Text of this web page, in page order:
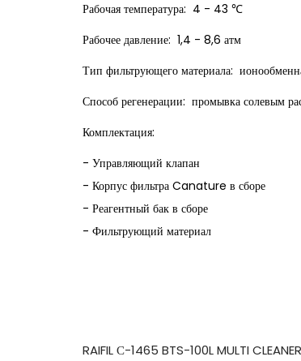
Рабочая температура: 4 - 43 ℃
Рабочее давление: 1,4 - 8,6 атм
Тип фильтрующего материала:
Способ регенерации: промывка солевым
Комплектация:
- Управляющий клапан
- Корпус фильтра Canature в сборе
- Реагентный бак в сборе
- Фильтрующий материал
RAIFIL С-1465 BTS-100L MULTI